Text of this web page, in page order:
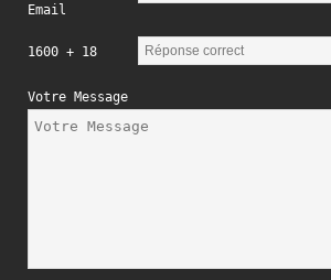
Email
1600 + 18
Votre Message